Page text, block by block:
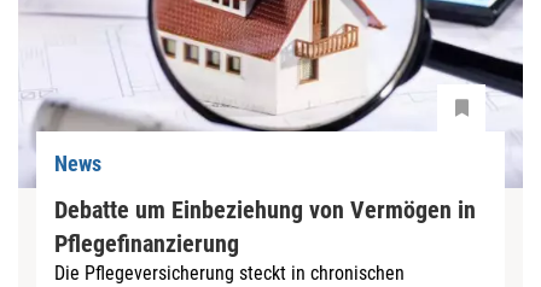
News
Debatte um Einbeziehung von Vermögen in
Pflegefinanzierung
Die Pflegeversicherung steckt in chronischen